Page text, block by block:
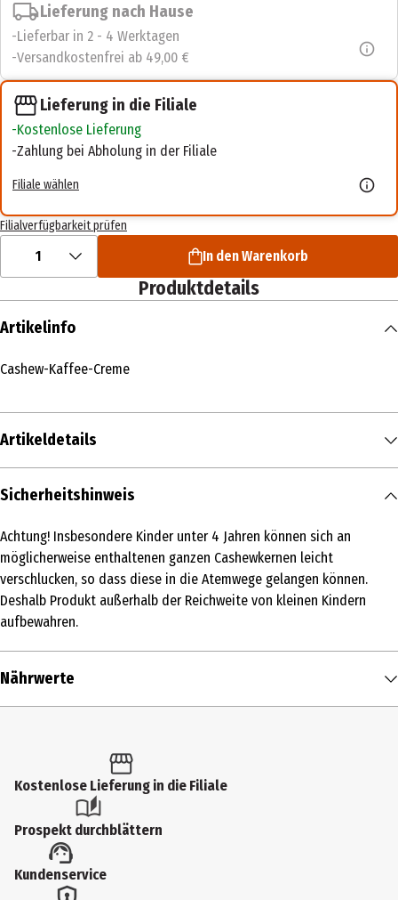
Lieferung nach Hause
Lieferbar in 2 - 4 Werktagen
Versandkostenfrei ab 49,00 €
Lieferung in die Filiale
Kostenlose Lieferung
Zahlung bei Abholung in der Filiale
Filiale wählen
Filialverfügbarkeit prüfen
1 In den Warenkorb
Produktdetails
Artikelinfo
Cashew-Kaffee-Creme
Artikeldetails
Inhalt
Produkttyp
Nussmuse
Zutaten
Erdnüssen, Haselnüssen, Macadamianüssen, Mandeln, Paranüssen,
Nach dem Öffnen gekühlt aufbewahren und innerhalb von zwei bis
drei Wochen aufbrauchen. Vor Wärme und Licht geschützt
aufbewahren.
Anwendungshinweis
Vor dem Verzehr umrühren, um abgesetztes Öl wieder
unterzumischen.
Sicherheitshinweis
Achtung! Insbesondere Kinder unter 4 Jahren können sich an
möglicherweise enthaltenen ganzen Cashewkernen leicht
verschlucken, so dass diese in die Atemwege gelangen können.
Deshalb Produkt außerhalb der Reichweite von kleinen Kindern
aufbewahren.
Nährwerte
Fett in g
- davon gesättigte Fettsäuren in g
Kohlenhydrate in g
- davon Zucker in g
Kostenlose Lieferung in die Filiale
Prospekt durchblättern
Kundenservice